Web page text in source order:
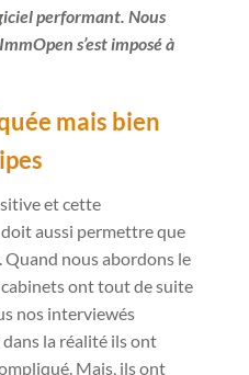
performant. Nous
s’est imposé à
mais bien
et cette
aussi permettre que
Quand nous abordons le
ont tout de suite
nos interviewés
la réalité ils ont
Mais, ils ont